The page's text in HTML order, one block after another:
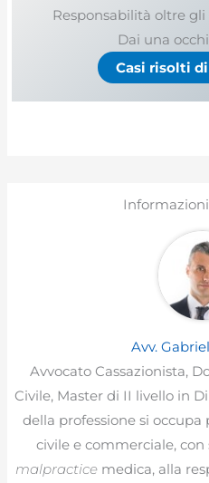
Responsabilità oltre gli
Dai una
Casi risolti
Avv.
Avvocato Cassazionista,
Civile, Master di II livello in
della professione si
civile e commerciale,
malpracticemedica, alla